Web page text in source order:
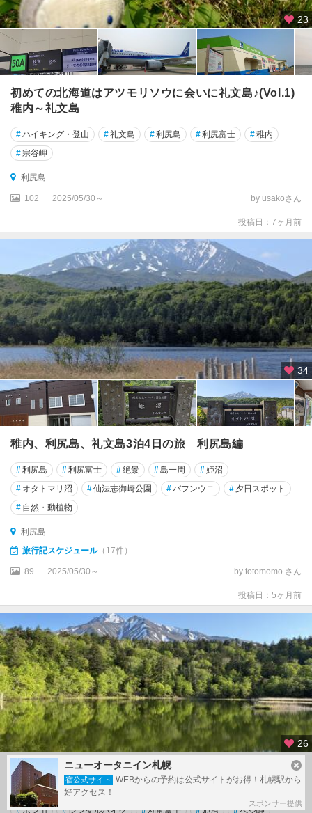
23
初めての北海道はアツモリソウに会いに礼文島♪(Vol.1)
稚内～礼文島
#ハイキング・登山 #礼文島 #利尻島 #利尻富士 #稚内
#宗谷岬
利尻島
102 2025/05/30～ by usakoさん
投稿日：7ヶ月前
34
稚内、利尻島、礼文島3泊4日の旅 利尻島編
#利尻島 #利尻富士 #絶景 #島一周 #姫沼
# オタトマリ沼 #仙法志御崎公園 #バフンウニ # 夕日スポット
# 自然・動植物
利尻島
旅行記スケジュール（17件）
89 2025/05/30～ by totomomo.さん
投稿日：5ヶ月前
26
富良野日記2025② 5月 トレッキングとバイクと自転
車 利尻の2日め3日め
#ポン山 #レンタルバイク #利尻富士 #姫沼 #ペシ岬
ニューオータニイン札幌
宿公式サイト
WEBからの予約は公式サイトがお得！札幌駅から
好アクセス！
スポンサー提供